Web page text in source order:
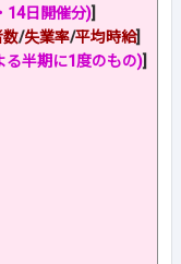
14日開催分)]
数/失業率/平均時給]
る半期に1度のもの)]